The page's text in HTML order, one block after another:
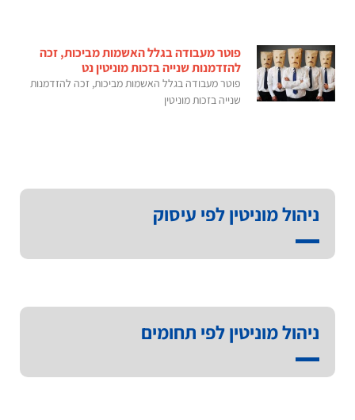
פוטר מעבודה בגלל האשמות מביכות, זכה
להזדמנות שנייה בזכות מוניטין נט
פוטר מעבודה בגלל האשמות מביכות, זכה להזדמנות
שנייה בזכות מוניטין
ניהול מוניטין לפי עיסוק
ניהול מוניטין לפי תחומים